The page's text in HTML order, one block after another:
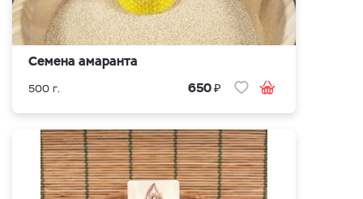
Семена амаранта
500 г. 650₽